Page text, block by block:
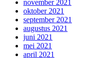
november 2021
oktober 2021
september 2021
augustus 2021
juni 2021
mei 2021
april 2021